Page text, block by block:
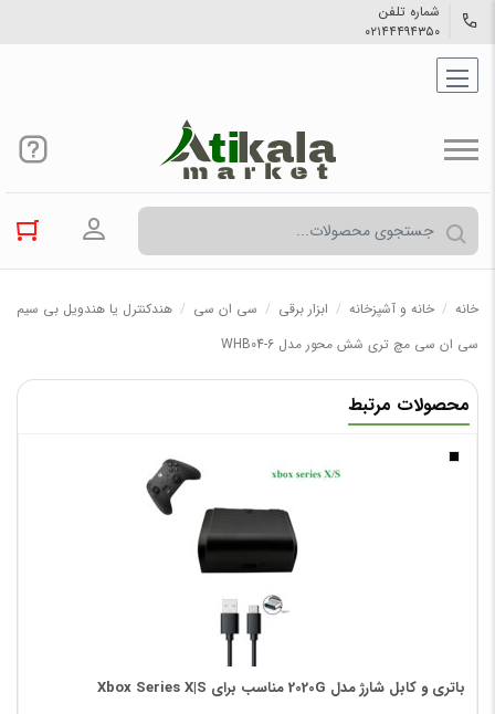
شماره تلفن
۰۲۱۴۴۴۹۴۳۵۰
ورود به
خانه / خانه و آشپزخانه / ابزار برقی / سی ان سی / هندکنترل یا هندویل بی سیم
سی ان سی مچ تری شش محور مدل WHB04-6
محصولات مرتبط
باتری و کابل شارژ مدل 2020G مناسب برای Xbox Series X|S